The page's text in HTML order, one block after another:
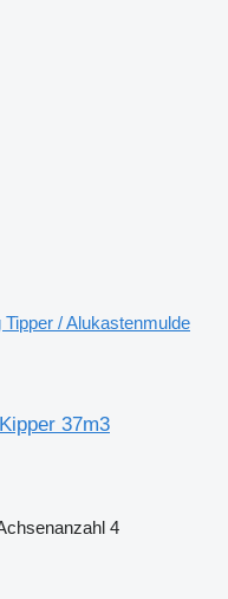
Tipper / Alukastenmulde
37m3
4